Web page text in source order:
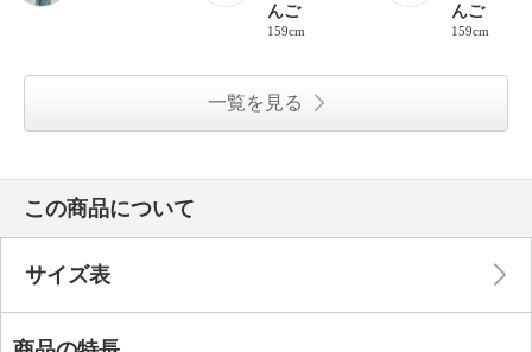
んご
159cm
んご
159cm
一覧を見る
この商品について
サイズ表